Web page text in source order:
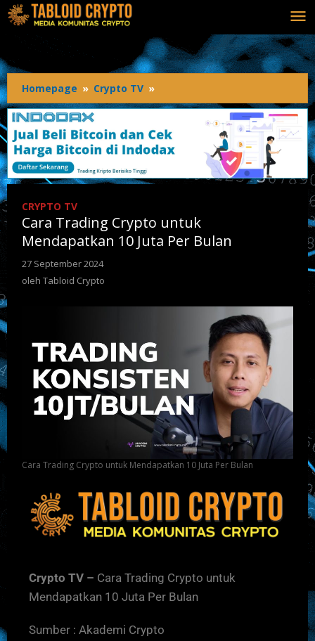
Homepage » Crypto TV »
CRYPTO TV
Cara Trading Crypto untuk
Mendapatkan 10 Juta Per Bulan
27 September 2024
oleh Tabloid Crypto
Cara Trading Crypto untuk Mendapatkan 10 Juta Per Bulan
Crypto TV – Cara Trading Crypto untuk
Mendapatkan 10 Juta Per Bulan
Sumber : Akademi Crypto